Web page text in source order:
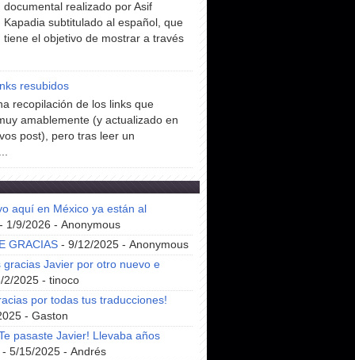
documental realizado por Asif
Kapadia subtitulado al español, que
tiene el objetivo de mostrar a través
resubidos
recopilación de los links que
amablemente (y actualizado en
post), pero tras leer un
aquí en México ya están al
1/9/2026 - Anonymous
GRACIAS - 9/12/2025 - Anonymous
gracias Javier por otro nuevo e
2025 - tinoco
por todas tus traducciones!
- Gaston
pasaste Javier! Llevaba años
- 5/15/2025 - Andrés